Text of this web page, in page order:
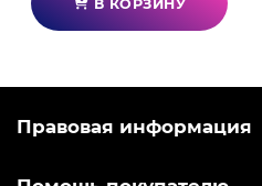
В КОРЗИНУ
Правовая информация